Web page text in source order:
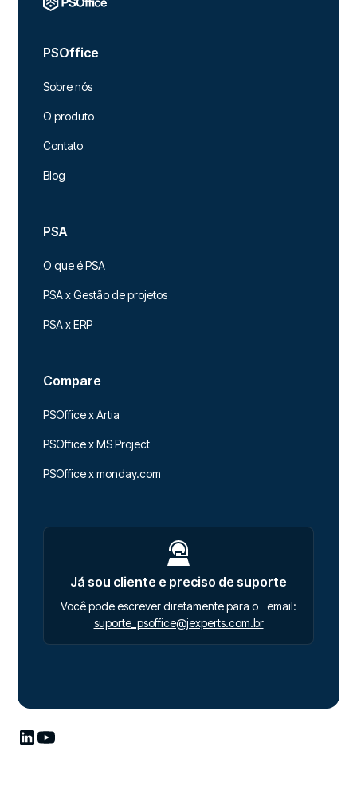
PSOffice
Sobre nós
O produto
Contato
Blog
PSA
O que é PSA
PSA x Gestão de projetos
PSA x ERP
Compare
PSOffice x Artia
PSOffice x MS Project
PSOffice x monday.com
Já sou cliente e preciso de suporte
Você pode escrever diretamente para o email:
suporte_psoffice@jexperts.com.br